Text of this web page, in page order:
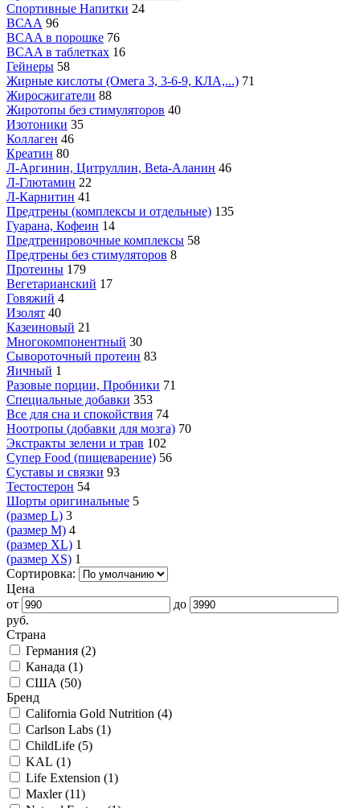
Спортивные Напитки 24
ВСАА 96
BCAA в порошке 76
BCAA в таблетках 16
Гейнеры 58
Жирные кислоты (Омега 3, 3-6-9, КЛА,...) 71
Жиросжигатели 88
Жиротопы без стимуляторов 40
Изотоники 35
Коллаген 46
Креатин 80
Л-Аргинин, Цитруллин, Beta-Аланин 46
Л-Глютамин 22
Л-Карнитин 41
Предтрены (комплексы и отдельные) 135
Гуарана, Кофеин 14
Предтренировочные комплексы 58
Предтрены без стимуляторов 8
Протеины 179
Вегетарианский 17
Говяжий 4
Изолят 40
Казеиновый 21
Многокомпонентный 30
Сывороточный протеин 83
Яичный 1
Разовые порции, Пробники 71
Специальные добавки 353
Все для сна и спокойствия 74
Ноотропы (добавки для мозга) 70
Экстракты зелени и трав 102
Супер Food (пищеварение) 56
Суставы и связки 93
Тестостерон 54
Шорты оригинальные 5
(размер L) 3
(размер M) 4
(размер XL) 1
(размер XS) 1
Сортировка:
Цена
от
до
руб.
Страна
Германия (2)
Канада (1)
США (50)
Бренд
California Gold Nutrition (4)
Carlson Labs (1)
ChildLife (5)
KAL (1)
Life Extension (1)
Maxler (11)